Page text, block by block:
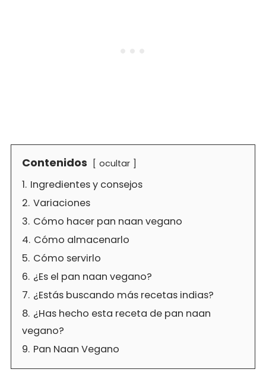
Contenidos ocultar
1. Ingredientes y consejos
2. Variaciones
3. Cómo hacer pan naan vegano
4. Cómo almacenarlo
5. Cómo servirlo
6. ¿Es el pan naan vegano?
7. ¿Estás buscando más recetas indias?
8. ¿Has hecho esta receta de pan naan
vegano?
9. Pan Naan Vegano